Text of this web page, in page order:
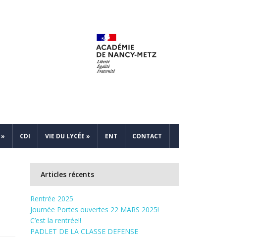
» CDI VIE DU LYCÉE » ENT CONTACT
Articles récents
Rentrée 2025
Journée Portes ouvertes 22 MARS 2025!
C’est la rentrée!!
PADLET DE LA CLASSE DEFENSE